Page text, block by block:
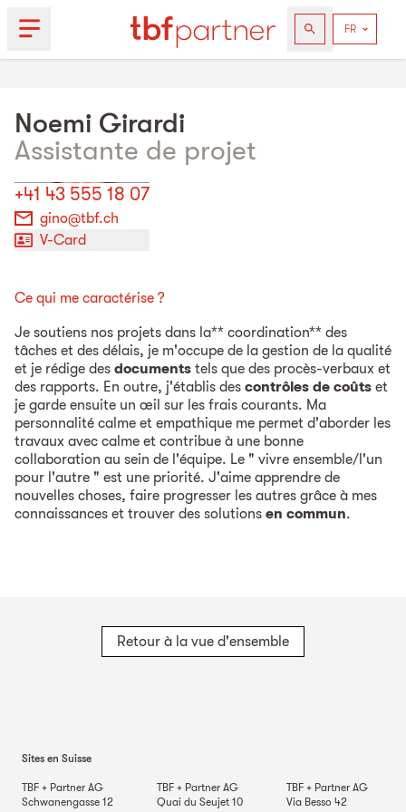
Noemi Girardi
Assistante de projet
+41 43 555 18 07
gino@tbf.ch
V-Card
Ce qui me caractérise ?
Je soutiens nos projets dans la** coordination** des
tâches et des délais, je m'occupe de la gestion de la qualité
et je rédige des documents tels que des procès-verbaux et
des rapports. En outre, j'établis des contrôles de coûts et
je garde ensuite un œil sur les frais courants. Ma
personnalité calme et empathique me permet d'aborder les
travaux avec calme et contribue à une bonne
collaboration au sein de l'équipe. Le " vivre ensemble/l'un
pour l'autre " est une priorité. J'aime apprendre de
nouvelles choses, faire progresser les autres grâce à mes
connaissances et trouver des solutions en commun.
Retour à la vue d'ensemble
Sites en Suisse
TBF + Partner AG
Schwanengasse 12
TBF + Partner AG
Quai du Seujet 10
TBF + Partner AG
Via Besso 42